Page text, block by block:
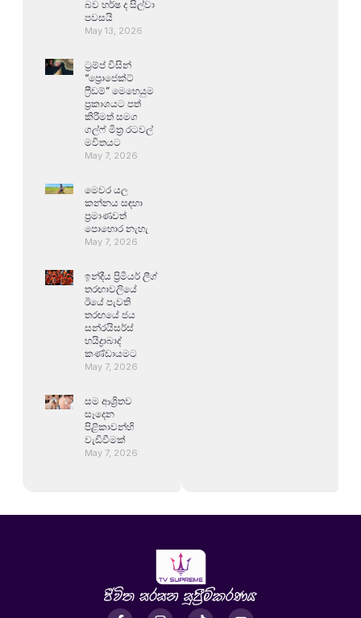
බව හර්ෂ ද සිල්වා
පවසයි
May 13, 2026
ට්‍රම්ප් විසින්
“ප්‍රොජෙක්ට්
ෆ්‍රීඩම්” මෙහෙයුම
ප්‍රකාශයට පත්
කිරීමත් සමග
ගල්ෆ් මිත්‍ර රටවල්
මවිතයට
May 7, 2026
මෙවර යල
කන්නය සඳහා
ප්‍රමාණවත්
පොහොර නැහැ
May 7, 2026
ඉන්දීය ප්‍රිමියර් ලීග්
තරඟාවලියේ
ඊයේ පැවති
තරඟයේ ජය
සන්රයිසර්ස්
හයිද්‍රාබාද්
කණ්ඩායමට
May 7, 2026
සම ආශ්‍රිතව
සෑදෙන
පිළිකාවන්හි
වැඩිවීමක්
May 7, 2026